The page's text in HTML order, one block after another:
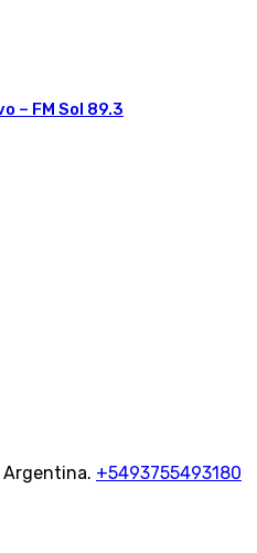
– FM Sol 89.3
Argentina. +5493755493180